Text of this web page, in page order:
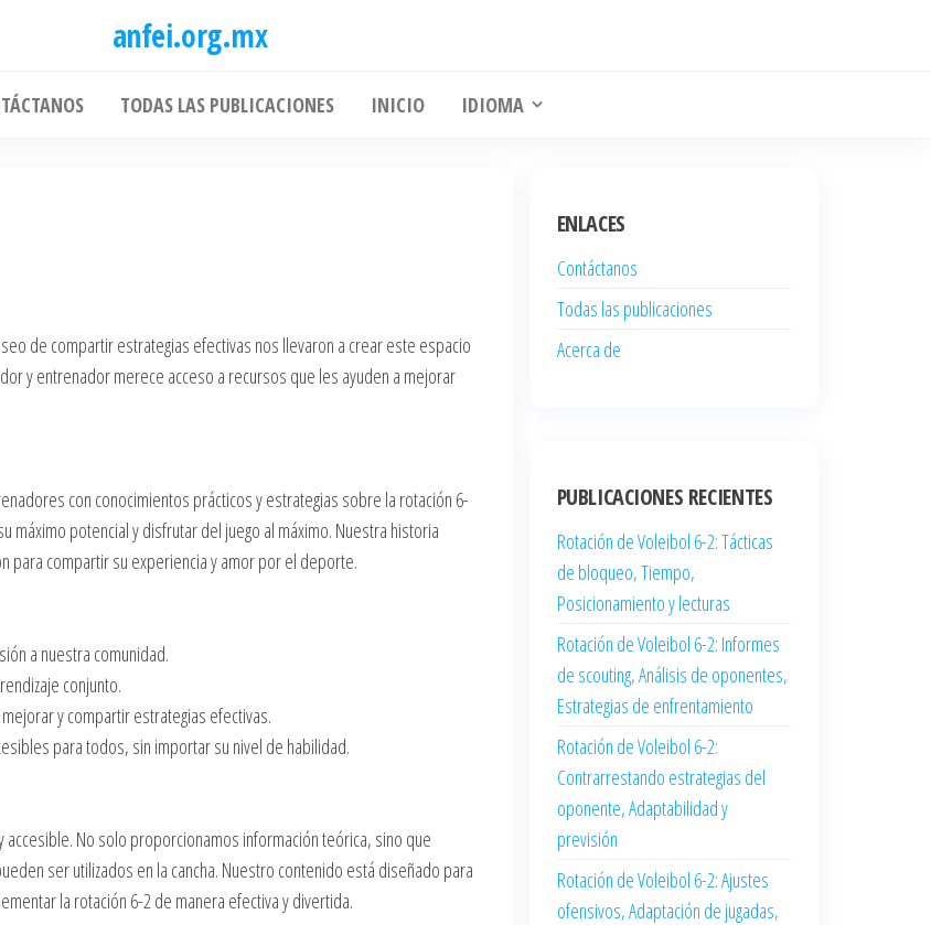
anfei.org.mx
TODAS LAS PUBLICACIONES INICIO IDIOMA
de compartir estrategias efectivas nos llevaron a crear este espacio
y entrenador merece acceso a recursos que les ayuden a mejorar
con conocimientos prácticos y estrategias sobre la rotación 6-
máximo potencial y disfrutar del juego al máximo. Nuestra historia
para compartir su experiencia y amor por el deporte.
a nuestra comunidad.
conjunto.
y compartir estrategias efectivas.
para todos, sin importar su nivel de habilidad.
No solo proporcionamos información teórica, sino que
ser utilizados en la cancha. Nuestro contenido está diseñado para
la rotación 6-2 de manera efectiva y divertida.
ENLACES
Contáctanos
Todas las publicaciones
Acerca de
PUBLICACIONES RECIENTES
Rotación de Voleibol 6-2: Tácticas
de bloqueo, Tiempo,
Posicionamiento y lecturas
Rotación de Voleibol 6-2: Informes
de scouting, Análisis de oponentes,
Estrategias de enfrentamiento
Rotación de Voleibol 6-2:
Contrarrestando estrategias del
oponente, Adaptabilidad y
previsión
Rotación de Voleibol 6-2: Ajustes
ofensivos, Adaptación de jugadas,